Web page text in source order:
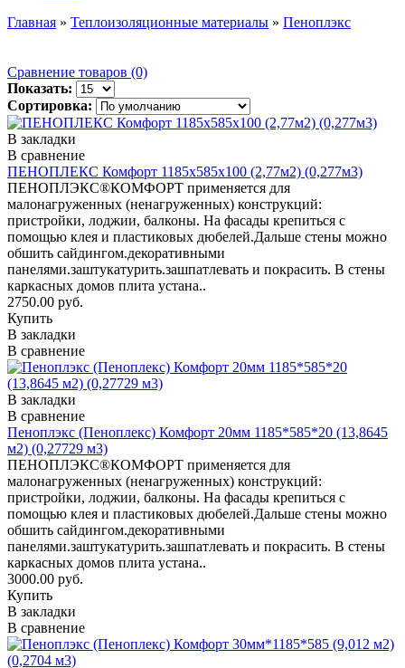
Главная » Теплоизоляционные материалы » Пеноплэкс
Сравнение товаров (0)
Показать:
Сортировка:
В закладки
В сравнение
ПЕНОПЛЕКС Комфорт 1185х585х100 (2,77м2) (0,277м3)
ПЕНОПЛЭКС®КОМФОРТ применяется для
малонагруженных (ненагруженных) конструкций:
пристройки, лоджии, балконы. На фасады крепиться с
помощью клея и пластиковых дюбелей.Дальше стены можно
обшить сайдингом.декоративными
панелями.заштукатурить.зашпатлевать и покрасить. В стены
каркасных домов плита устана..
2750.00 руб.
Купить
В закладки
В сравнение
В закладки
В сравнение
Пеноплэкс (Пеноплекс) Комфорт 20мм 1185*585*20 (13,8645
м2) (0,27729 м3)
ПЕНОПЛЭКС®КОМФОРТ применяется для
малонагруженных (ненагруженных) конструкций:
пристройки, лоджии, балконы. На фасады крепиться с
помощью клея и пластиковых дюбелей.Дальше стены можно
обшить сайдингом.декоративными
панелями.заштукатурить.зашпатлевать и покрасить. В стены
каркасных домов плита устана..
3000.00 руб.
Купить
В закладки
В сравнение